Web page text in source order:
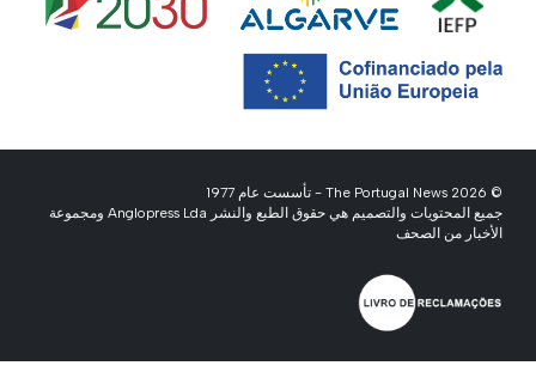
© 2026 The Portugal News - تأسست عام 1977
جميع المحتويات والتصميم هي حقوق الطبع والنشر Anglopress Lda ومجموعة
الأخبار من الصحف